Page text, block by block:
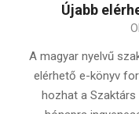
Újabb
A magyar nyelvű
elérhető e-könyv
hozhat a